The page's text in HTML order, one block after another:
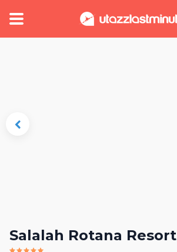
Salalah Rotana Resort